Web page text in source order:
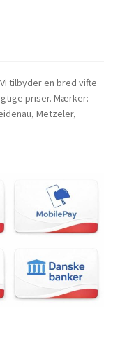
tilbyder en bred vifte
priser. Mærker:
Metzeler,